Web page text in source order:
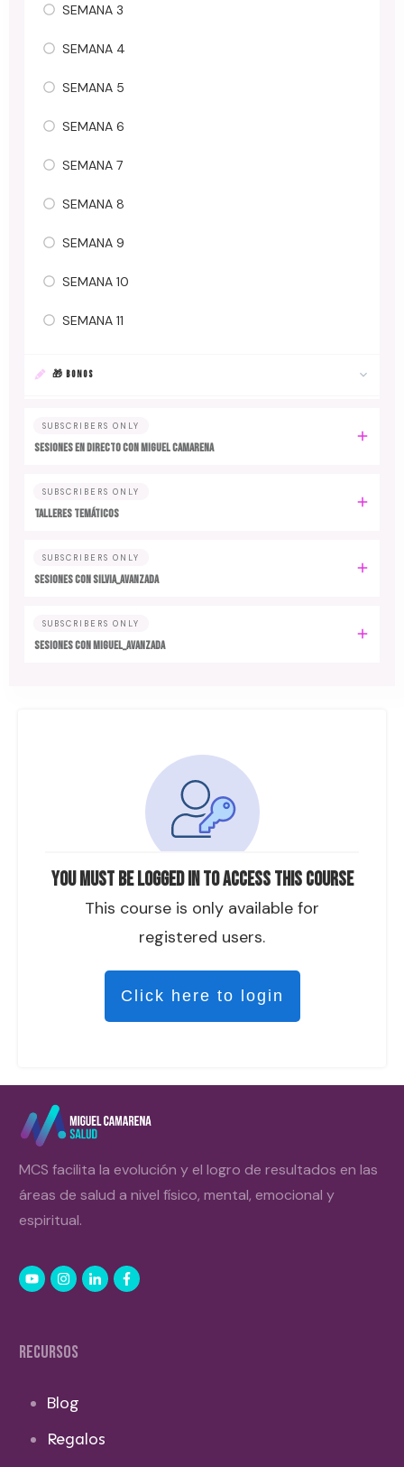
You must be logged in to access this course
This course is only available for
registered users.
Click here to login
SEMANA 3
SEMANA 4
SEMANA 5
SEMANA 6
SEMANA 7
SEMANA 8
SEMANA 9
SEMANA 10
SEMANA 11
🎁 BONOS
SUBSCRIBERS ONLY
SESIONES EN DIRECTO CON MIGUEL CAMARENA
SUBSCRIBERS ONLY
TALLERES TEMÁTICOS
SUBSCRIBERS ONLY
SESIONES CON SILVIA_AVANZADA
SUBSCRIBERS ONLY
SESIONES CON MIGUEL_AVANZADA
MCS facilita la evolución y el logro de resultados en las
áreas de salud a nivel físico, mental, emocional y
espiritual.
RECURSOS
Blog
Regalos